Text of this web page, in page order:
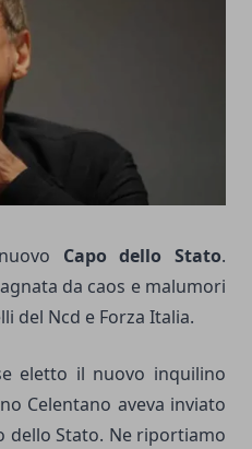
Capo dello Stato.
da caos e malumori
del Ncd e Forza Italia.
eletto il nuovo inquilino
Celentano aveva inviato
dello Stato. Ne riportiamo